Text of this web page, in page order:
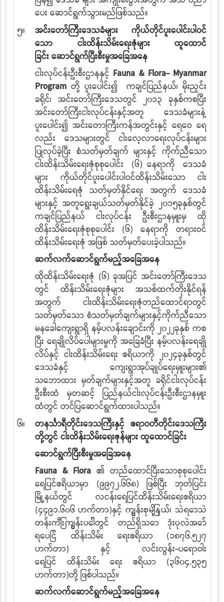
ပေး ဆောင်ရွက်သွားမည်ဖြစ်သည်။
၅။
အင်းတော်ကြီးဒေသခံများ ကိုယ်တိုင်ပူးပေါင်းပါဝင်
သော ငါးထိန်းသိမ်းရေးဇုံများ ထူထောင်
ခြင်းဆောင်ရွက်ပြီးစီးမှုအခြေအနေ
ငါးလုပ်ငန်းဦးစီးဌာနနှင့် Fauna & Flora- Myanmar
Program တို့ ပူးပေါင်း၍ ကချင်ပြည်နယ်၊ မိုးညှင်း
ခရိုင်၊ အင်းတော်ကြီးဒေသတွင် ၂၀၁၃ ခုနှစ်ကစပြီး
အင်းတော်ကြီးငါးလုပ်ငန်းနှင့်အတူ ဒေသခံများနဲ့
ပူးပေါင်း၍ အင်းတောကြီးကန်အတွင်းနှင့် ရေဝေ ရေ
လည်း‌
ဒေသများတွင် ငါးလေ့လာရေးလုပ်ငန်းများ
ပြုလုပ်ခဲ့ပြီး စံသတ်မှတ်ချက် များနှင့် ကိုက်ညီသော
ငါးထိန်းသိမ်းရေးဇုံစုစုပေါင်း (၆) နေရာကို‌ ဒေသခံ
များ ကိုယ်တိုင်ပူးပေါင်းပါဝင်ထိန်းသိမ်းသော ငါး
ထိန်းသိမ်းရေဇုံ သတ်မှတ်နိုင်ရေး အတွက် ဒေသခံ
များနှင့် အတူရွေးချယ်သတ်မှတ်နိုင်ခဲ့ ၂၀၁၅ခုနှစ်တွင်
ကချင်ပြည်နယ် ငါးလုပ်ငန်း ဦးစီးဌာနမှူးမှ ထို
ထိန်းသိမ်းရေးဇုံစုစုပေါင်း (၆) နေရာကို တရားဝင်
ထိန်းသိမ်းရေးဇုံ အဖြစ် သတ်မှတ်ပေးခဲ့ပါသည်။
ဆက်လက်ဆောင်ရွက်မည့်အခြေအနေ
ထိုထိန်းသိမ်းရေးဇုံ (၆) ခုအပြင် အင်းတော်ကြီးဒေသ
တွင် ထိန်းသိမ်းရေးဇုံများ အသစ်ထက်တိုးနိုင်ရန်
အတွက် ငါးထိန်းသိမ်းရေးဇုံတည်ထောင်ရာတွင်
သတ်မှတ်သော စံသတ်မှတ်ချက်များနှင့်ကိုက်ညီသော
မနခေါကျေးရွာရှိ နမ့်ပလန်းချောင်းကို ၂၀၂၂ခုနှစ် ကစ
ပြီး ရေချိုလိပ်ပေါများမှုကို အခြေခံပြီး နမ့်ပလန်းရေချို
လိပ်နှင့် ငါးထိန်းသိမ်းရေး ဧရိယာကို ၂၀၂၄ခုနှစ်တွင်
ဒေသခံနှင့် ကျေးရွာအုပ်ချုပ်ရေးမှူးများ၏
သဘောထား မှတ်ချက်များနှင့်အတူ ခရိုင်ငါးလုပ်ငန်း
ဦးစီးထံ မှတဆင့် ပြည်နယ်ငါးလုပ်ငန်းဦးစီးဌာနမှူး
ထံတွင် တင်ပြဆောင်ရွက်ထားပါသည်။
၆။
တနင်္သာရီတိုင်းဒေသကြီးနှင့် ဧရာဝတီတိုင်းဒေသကြီး
တို့တွင် ငါးထိန်းသိမ်းရေးဇုန်များ ထူထောင်ခြင်း
ဆောင်ရွက်ပြီးစီးမှုအခြေအနေ
Fauna & Flora၏ တည်ထောင်ပြီးသောစုစုပေါင်း
ရေပြင်ဧရိယာမှာ (၉၉၇၂.၆၆၈) ဖြစ်ပြီး ဘုတ်ပြင်း
မြို့နယ်တွင် လငန်းရေပြင်ထိန်းသိမ်းရေးဧရိယာ
(၄၄၉၁.၆၀၆ ဟက်တာ)နှင့် ကျွန်းစုမြို့နယ်၊ သဲရောသဲ
တန်းကြီးကျွန်းပေါ်တွင်
တည်ရှိသော ဒုံးပုလဲအော်
ရေပြင်
ထိန်းသိမ်း
ရေးဧရိယာ (၁၈၇၆.၅၂၇
ဟက်တာ) နှင့် လင်းလွန်း-ပရောဝါး
ရေပြင်
ထိန်းသိမ်း ရေး
ဧရိယာ (၃၆၀၄.၅၃၅
ဟက်တာ)တို့ ဖြစ်ပါသည်။
ဆက်လက်ဆောင်ရွက်မည့်အခြေအနေ‌